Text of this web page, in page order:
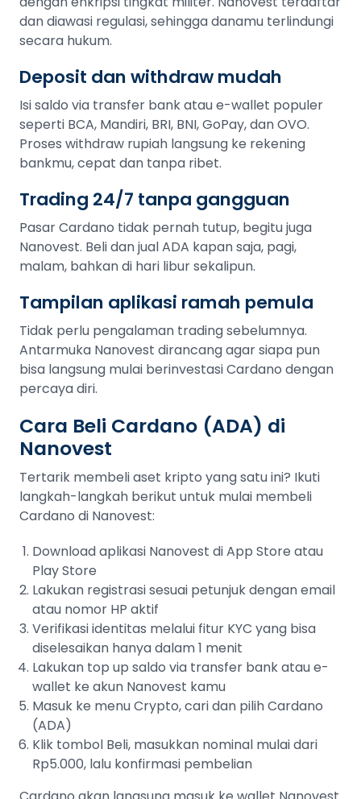
dan diawasi regulasi, sehingga danamu terlindungi
secara hukum.
Deposit dan withdraw mudah
Isi saldo via transfer bank atau e-wallet populer
seperti BCA, Mandiri, BRI, BNI, GoPay, dan OVO.
Proses withdraw rupiah langsung ke rekening
bankmu, cepat dan tanpa ribet.
Trading 24/7 tanpa gangguan
Pasar Cardano tidak pernah tutup, begitu juga
Nanovest. Beli dan jual ADA kapan saja, pagi,
malam, bahkan di hari libur sekalipun.
Tampilan aplikasi ramah pemula
Tidak perlu pengalaman trading sebelumnya.
Antarmuka Nanovest dirancang agar siapa pun
bisa langsung mulai berinvestasi Cardano dengan
percaya diri.
Cara Beli Cardano (ADA) di
Nanovest
Tertarik membeli aset kripto yang satu ini? Ikuti
langkah-langkah berikut untuk mulai membeli
Cardano di Nanovest:
Download aplikasi Nanovest di App Store atau
Play Store
Lakukan registrasi sesuai petunjuk dengan email
atau nomor HP aktif
Verifikasi identitas melalui fitur KYC yang bisa
diselesaikan hanya dalam 1 menit
Lakukan top up saldo via transfer bank atau e-
wallet ke akun Nanovest kamu
Masuk ke menu Crypto, cari dan pilih Cardano
(ADA)
Klik tombol Beli, masukkan nominal mulai dari
Rp5.000, lalu konfirmasi pembelian